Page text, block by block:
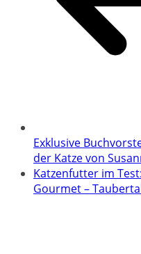
Exklusive
der Katze von
Katzenfutter im
Gourmet –